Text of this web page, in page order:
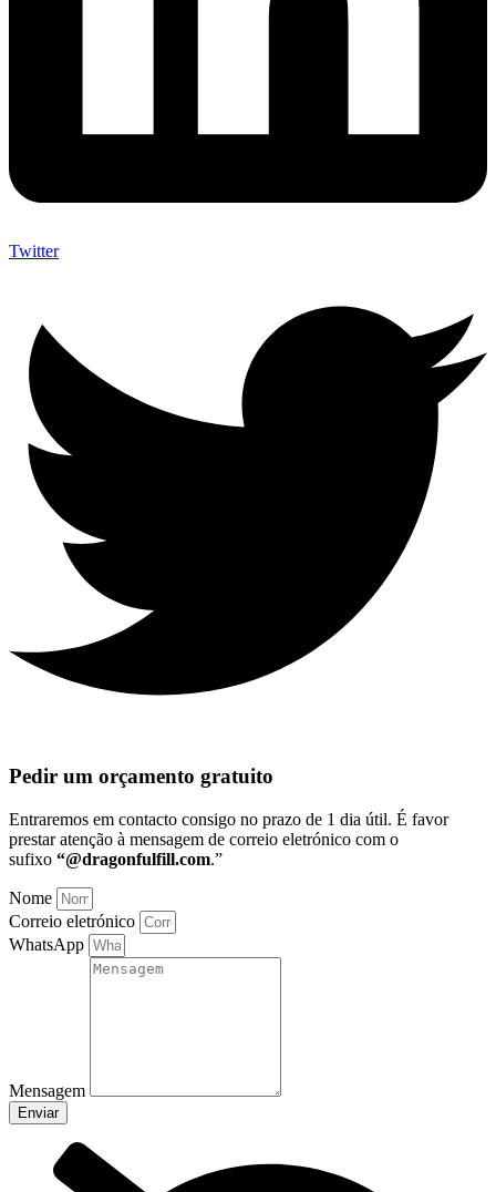
Twitter
Pedir um orçamento gratuito
Entraremos em contacto consigo no prazo de 1 dia útil. É favor
prestar atenção à mensagem de correio eletrónico com o
sufixo “@dragonfulfill.com.”
Nome
Correio eletrónico
WhatsApp
Mensagem
Enviar